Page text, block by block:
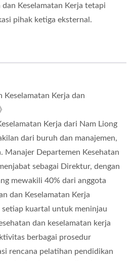
dan Keselamatan Kerja tetapi
pihak ketiga eksternal.
Keselamatan Kerja dan
Kerja dari Nam Liong
dari buruh dan manajemen,
Manajer Departemen Kesehatan
sebagai Direktur, dengan
mewakili 40% dari anggota
dan Keselamatan Kerja
setiap kuartal untuk meninjau
dan keselamatan kerja
berbagai prosedur
rencana pelatihan pendidikan